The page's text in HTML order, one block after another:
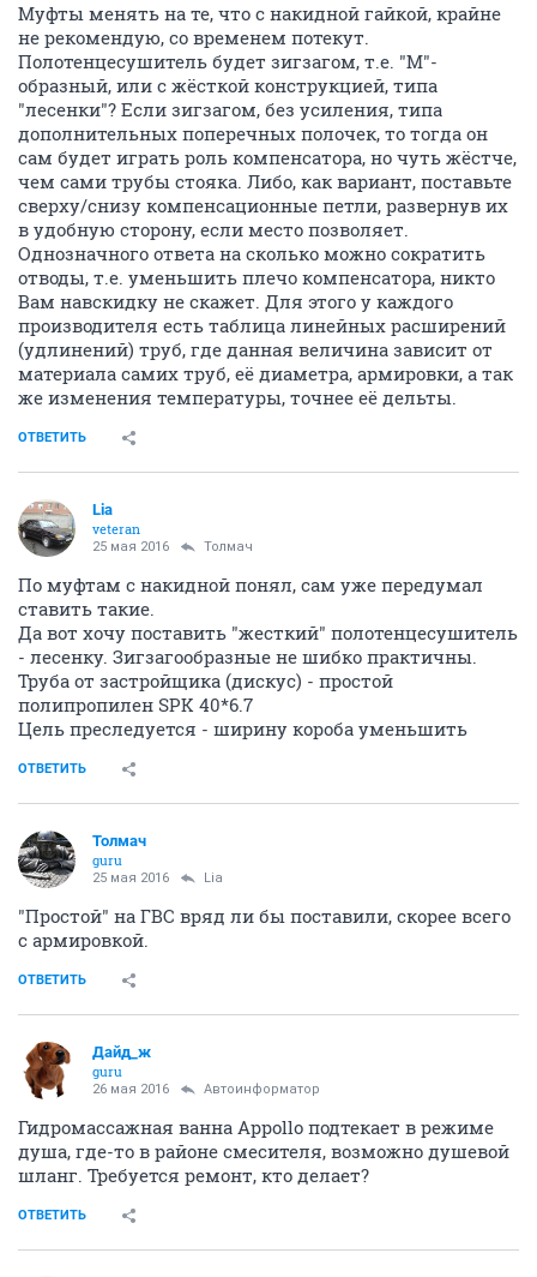
Муфты менять на те, что с накидной гайкой, крайне
не рекомендую, со временем потекут.
Полотенцесушитель будет зигзагом, т.е. "М"-
образный, или с жёсткой конструкцией, типа
"лесенки"? Если зигзагом, без усиления, типа
дополнительных поперечных полочек, то тогда он
сам будет играть роль компенсатора, но чуть жёстче,
чем сами трубы стояка. Либо, как вариант, поставьте
сверху/снизу компенсационные петли, развернув их
в удобную сторону, если место позволяет.
Однозначного ответа на сколько можно сократить
отводы, т.е. уменьшить плечо компенсатора, никто
Вам навскидку не скажет. Для этого у каждого
производителя есть таблица линейных расширений
(удлинений) труб, где данная величина зависит от
материала самих труб, её диаметра, армировки, а так
же изменения температуры, точнее её дельты.
ОТВЕТИТЬ
Lia
veteran
25 мая 2016 Толмач
По муфтам с накидной понял, сам уже передумал
ставить такие.
Да вот хочу поставить "жесткий" полотенцесушитель
- лесенку. Зигзагообразные не шибко практичны.
Труба от застройщика (дискус) - простой
полипропилен SPK 40*6.7
Цель преследуется - ширину короба уменьшить
ОТВЕТИТЬ
Толмач
guru
25 мая 2016 Lia
"Простой" на ГВС вряд ли бы поставили, скорее всего
с армировкой.
ОТВЕТИТЬ
Дайд_ж
guru
26 мая 2016 Автоинформатор
Гидромассажная ванна Appollo подтекает в режиме
душа, где-то в районе смесителя, возможно душевой
шланг. Требуется ремонт, кто делает?
ОТВЕТИТЬ